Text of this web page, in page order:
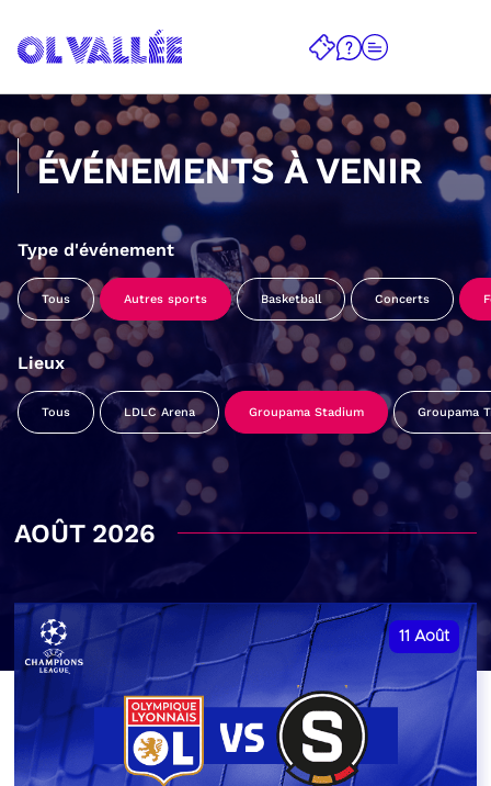
ÉVÉNEMENTS À VENIR
Type d'événement
Tous Autres sports Basketball Concerts
Lieux
Tous LDLC Arena Groupama Stadium Groupama
AOÛT 2026
11 Août